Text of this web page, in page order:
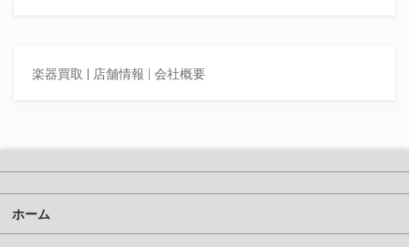
楽器買取 | 店舗情報 | 会社概要
ホーム